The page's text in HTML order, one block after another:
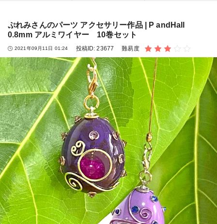
ぷれみさんのパーツ アクセサリー作品 | P andHall
0.8mm アルミワイヤー 10巻セット
2021年09月11日 01:24 投稿ID:23677 難易度